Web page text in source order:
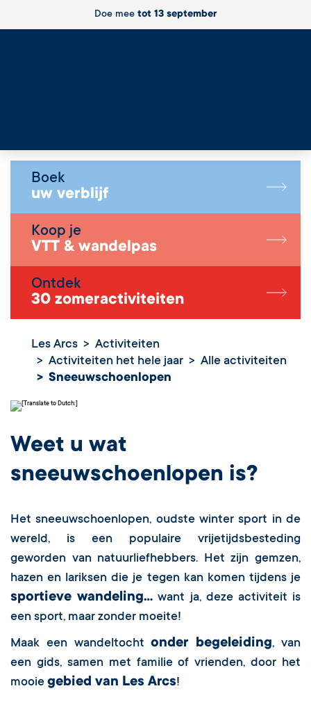
Doe mee tot 13 september
Boek
uw verblijf
Koop je
VTT & wandelpas
Ontdek
30 zomeractiviteiten
Les Arcs
Activiteiten
Activiteiten het hele jaar
Alle activiteiten
Sneeuwschoenlopen
Weet u wat
sneeuwschoenlopen is?
Het sneeuwschoenlopen, oudste winter sport in de
wereld, is een populaire vrijetijdsbesteding
geworden van natuurliefhebbers. Het zijn gemzen,
hazen en lariksen die je tegen kan komen tijdens je
sportieve wandeling... want ja, deze activiteit is
een sport, maar zonder moeite!
Maak een wandeltochtonder begeleiding, van
een gids, samen met familie of vrienden, door het
mooie gebied van Les Arcs!